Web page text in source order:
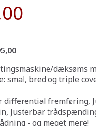
dæksøms
smal, bred og triple
differential fremføring,
Justerbar
- og meget mere!